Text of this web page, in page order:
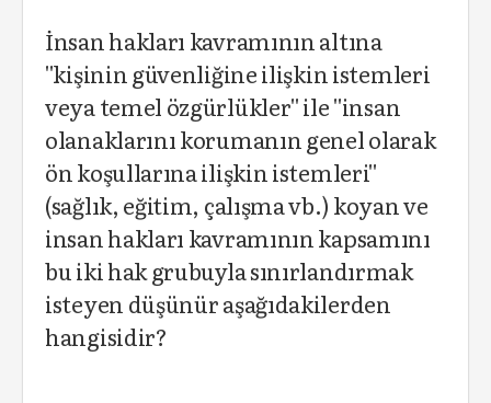
İnsan hakları kavramının altına
''kişinin güvenliğine ilişkin istemleri
veya temel özgürlükler'' ile ''insan
olanaklarını korumanın genel olarak
ön koşullarına ilişkin istemleri''
(sağlık, eğitim, çalışma vb.) koyan ve
insan hakları kavramının kapsamını
bu iki hak grubuyla sınırlandırmak
isteyen düşünür aşağıdakilerden
hangisidir?